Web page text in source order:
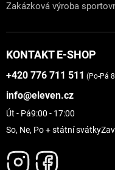
Zakázková výroba
KONTAKT E-SHOP
+420 776 711 511 (Po-Pá
info@eleven.cz
Út - Pá9:00 - 17:00
So, Ne, Po + státní svátky